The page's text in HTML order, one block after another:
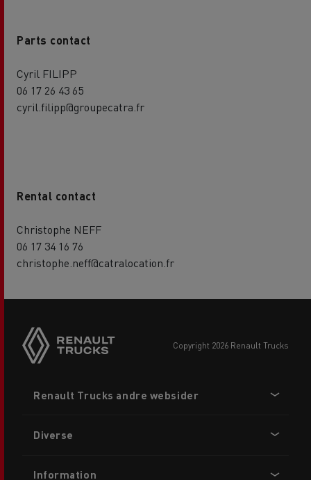
Parts contact
Cyril FILIPP
06 17 26 43 65
cyril.filipp@groupecatra.fr
Rental contact
Christophe NEFF
06 17 34 16 76
christophe.neff@catralocation.fr
copyright 2026 Renault Trucks
menu
Renault Trucks andre websider
Diverse
Information